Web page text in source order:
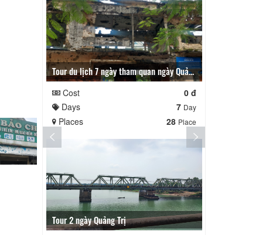
Tour du lịch 7 ngày tham quan ngày Quảng Trị
Cost
0 đ
Days
7 Day
Places 28 Place
Tour 2 ngày Quảng Trị